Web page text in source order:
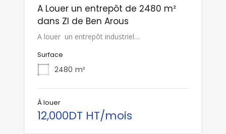
A Louer un entrepôt de 2480 m²
dans ZI de Ben Arous
A louer un entrepôt industriel…
Surface
2480 m²
À louer
12,000DT HT/mois